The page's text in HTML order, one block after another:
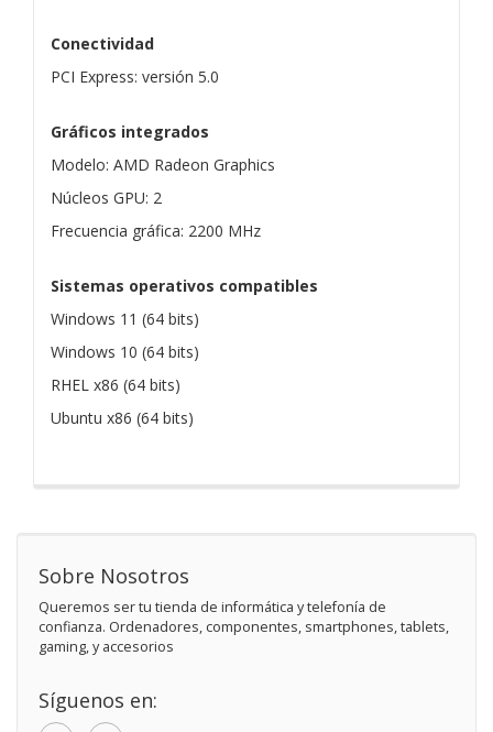
Conectividad
PCI Express: versión 5.0
Gráficos integrados
Modelo: AMD Radeon Graphics
Núcleos GPU: 2
Frecuencia gráfica: 2200 MHz
Sistemas operativos compatibles
Windows 11 (64 bits)
Windows 10 (64 bits)
RHEL x86 (64 bits)
Ubuntu x86 (64 bits)
Sobre Nosotros
Queremos ser tu tienda de informática y telefonía de
confianza. Ordenadores, componentes, smartphones, tablets,
gaming, y accesorios
Síguenos en: